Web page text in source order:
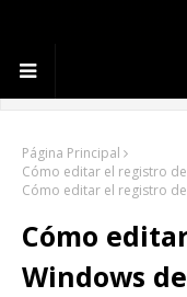
Página Principal
Cómo editar el registro
Cómo editar el registro
Cómo
Windows